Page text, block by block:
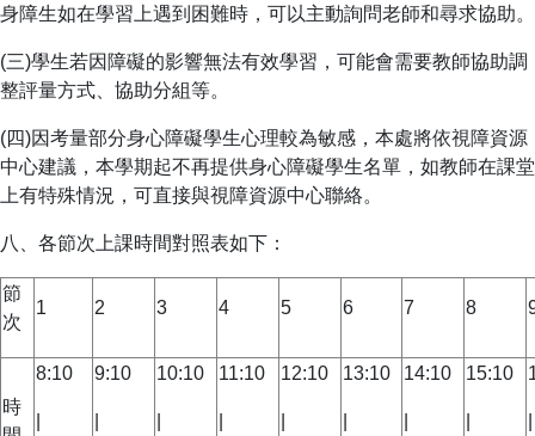
身障生如在學習上遇到困難時，可以主動詢問老師和尋求協助。
(三)學生若因障礙的影響無法有效學習，可能會需要教師協助調
整評量方式、協助分組等。
(四)因考量部分身心障礙學生心理較為敏感，本處將依視障資源
中心建議，本學期起不再提供身心障礙學生名單，如教師在課堂
上有特殊情況，可直接與視障資源中心聯絡。
八、各節次上課時間對照表如下：
節
次
1 2 3 4 5 6 7 8
時
8:10 9:10 10:10 11:10 12:10 13:10 14:10 15:10